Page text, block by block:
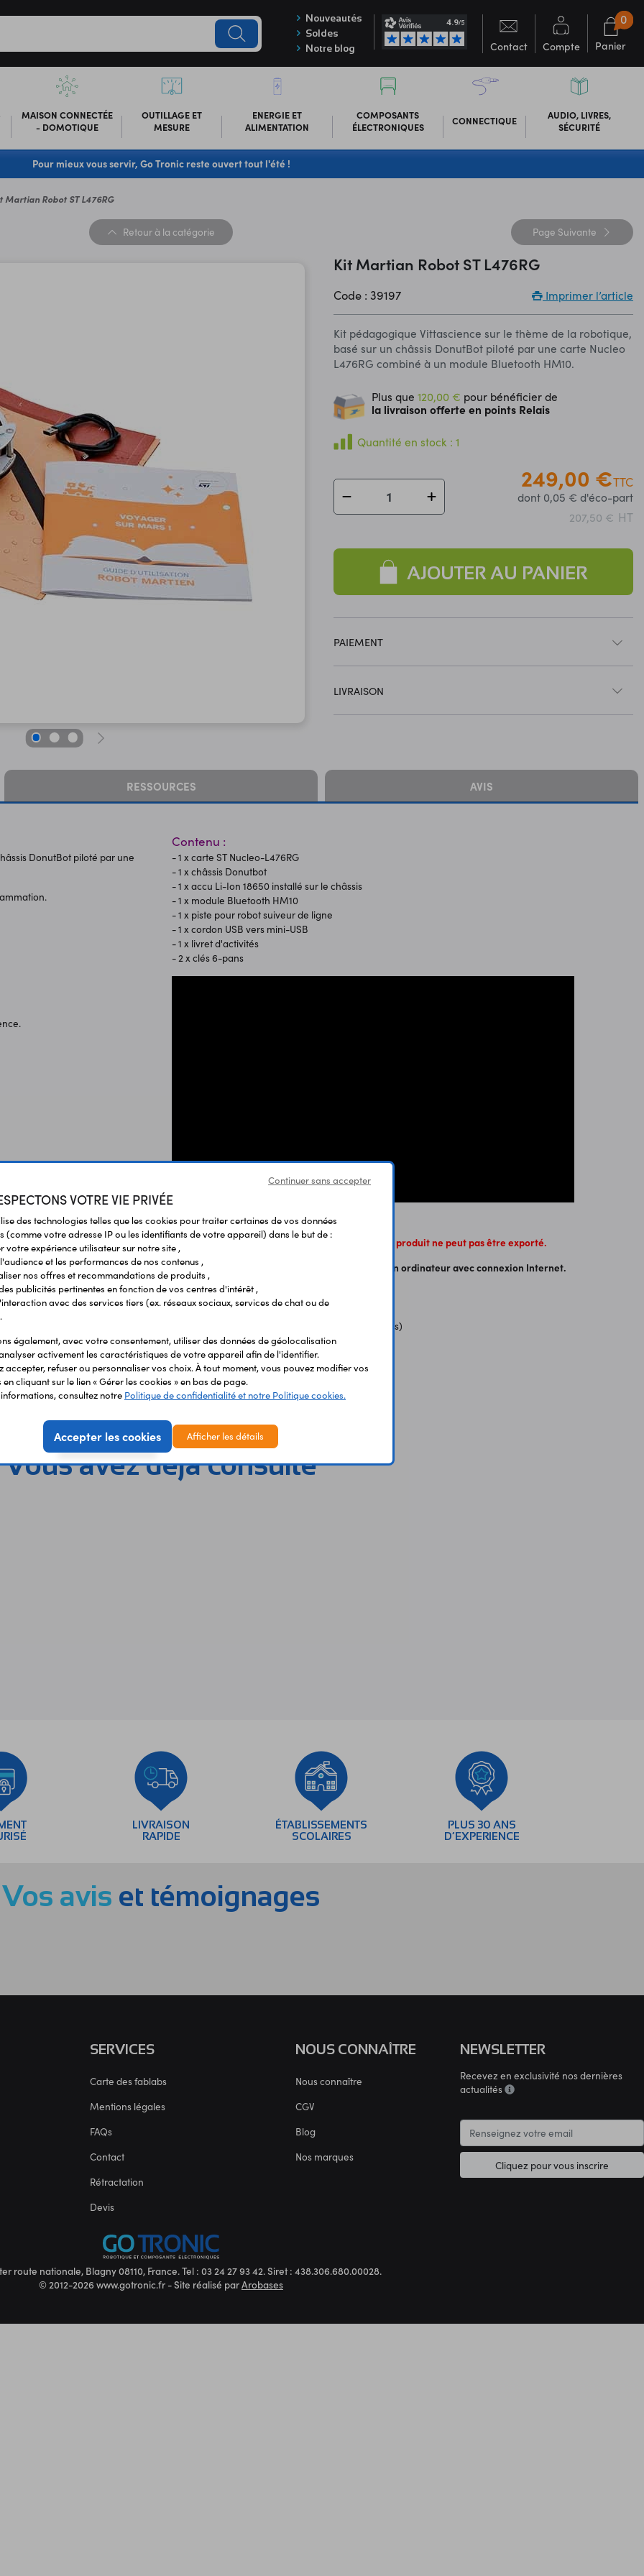
Nouveautés
Soldes
Notre blog
Contact Compte Panier
0
MAISON CONNECTÉE
- DOMOTIQUE
OUTILLAGE ET
MESURE
ENERGIE ET
ALIMENTATION
COMPOSANTS
ÉLECTRONIQUES
CONNECTIQUE
AUDIO, LIVRES,
SÉCURITÉ
Pour mieux vous servir, Go Tronic reste ouvert tout l'été !
Martian Robot ST L476RG
Retour à la catégorie Page Suivante
Kit Martian Robot ST L476RG
Code : 39197 Imprimer l’article
Kit pédagogique Vittascience sur le thème de la robotique,
basé sur un châssis DonutBot piloté par une carte Nucleo
L476RG combiné à un module Bluetooth HM10.
Plus que120,00 € pour bénéficier de
la livraison offerte en points Relais
Quantité en stock : 1
249,00 €TTC
dont 0,05 € d'éco-part
207,50 € HT
AJOUTER AU PANIER
PAIEMENT
LIVRAISON
RESSOURCES AVIS
DonutBot piloté par une
ligne Vittascience se voulant
prévu pour
Contenu :
- 1 x carte ST Nucleo-L476RG
- 1 x châssis Donutbot
- 1 x accu Li-Ion 18650 installé sur le châssis
- 1 x module Bluetooth HM10
- 1 x piste pour robot suiveur de ligne
- 1 x cordon USB vers mini-USB
- 1 x livret d'activités
- 2 x clés 6-pans
Remarques :
Pour des raisons de réglementation aérienne, ce produit ne peut pas être exporté.
L'utilisation de l'interface Vittascience requiert un ordinateur avec connexion Internet.
Caractéristiques :
Microcontroller : STM32L476RG
Charge de l'accu via mini-USB (cordon inclus)
Age minimum : 7 ans
Vous avez déja consulté
LIVRAISON
RAPIDE
ÉTABLISSEMENTS
SCOLAIRES
PLUS 30 ANS
D’EXPERIENCE
Vos avis et témoignages
SERVICES
Carte des fablabs
Mentions légales
FAQs
Contact
Rétractation
Devis
NOUS CONNAÎTRE
Nous connaître
CGV
Blog
Nos marques
NEWSLETTER
Recevez en exclusivité nos dernières
actualités
Cliquez pour vous inscrire
route nationale, Blagny 08110, France. Tel : 03 24 27 93 42. Siret : 438.306.680.00028.
© 2012-2026 www.gotronic.fr - Site réalisé parArobases
Continuer sans accepter
VOTRE VIE PRIVÉE
des technologies telles que les cookies pour traiter certaines de vos données
(comme votre adresse IP ou les identifiants de votre appareil) dans le but de :
votre expérience utilisateur sur notre site ,
et les performances de nos contenus ,
nos offres et recommandations de produits ,
publicités pertinentes en fonction de vos centres d'intérêt ,
avec des services tiers (ex. réseaux sociaux, services de chat ou de
également, avec votre consentement, utiliser des données de géolocalisation
activement les caractéristiques de votre appareil afin de l'identifier.
accepter, refuser ou personnaliser vos choix. À tout moment, vous pouvez modifier vos
cliquant sur le lien « Gérer les cookies » en bas de page.
consultez notre Politique de confidentialité et notre Politique cookies.
Accepter les cookies Afficher les détails